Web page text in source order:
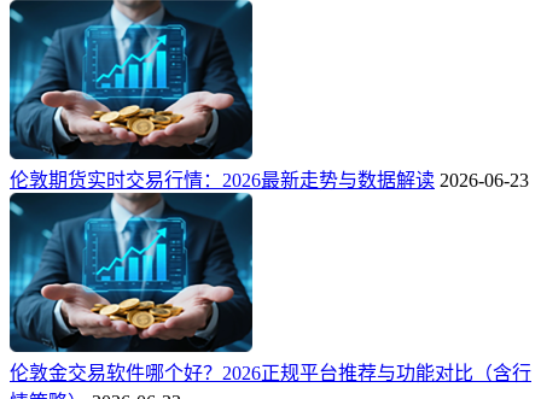
伦敦期货实时交易行情：2026最新走势与数据解读 2026-06-23
伦敦金交易软件哪个好？2026正规平台推荐与功能对比（含行